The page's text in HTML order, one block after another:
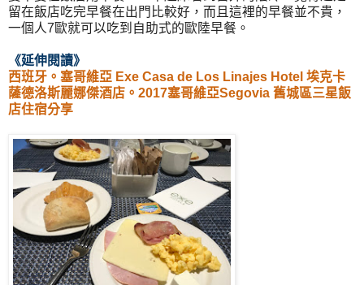
留在飯店吃完早餐在出門比較好，而且這裡的早餐並不貴，
一個人7歐就可以吃到自助式的歐陸早餐。
《延伸閱讀》
西班牙。塞哥維亞 Exe Casa de Los Linajes Hotel 埃克卡
薩德洛斯麗娜傑酒店。2017塞哥維亞Segovia 舊城區三星飯
店住宿分享